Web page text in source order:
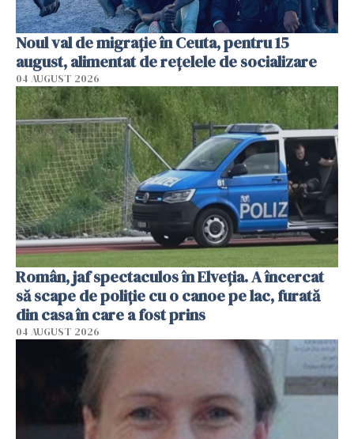
Noul val de migrație în Ceuta, pentru 15
august, alimentat de rețelele de socializare
04 AUGUST 2026
Român, jaf spectaculos în Elveția. A încercat
să scape de poliție cu o canoe pe lac, furată
din casa în care a fost prins
04 AUGUST 2026